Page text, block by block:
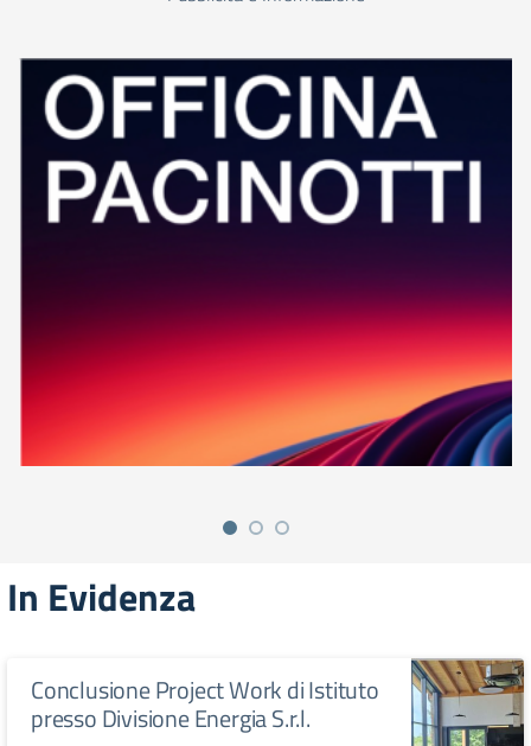
In Evidenza
Conclusione Project Work di Istituto
presso Divisione Energia S.r.l.